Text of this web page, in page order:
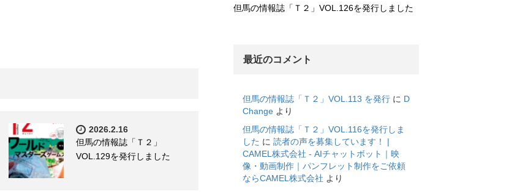
2026.2.16
但馬の情報誌「Ｔ２」
VOL.129を発行しました
但馬の情報誌「Ｔ２」VOL.126を発行しました
最近のコメント
但馬の情報誌「Ｔ２」VOL.113 を発行 に D
Change より
但馬の情報誌「Ｔ２」VOL.116を発行しま
した に 読者の声を募集しています！ |
CAMEL株式会社 - AIチャットボット｜映
像・動画制作｜パンフレット制作をご依頼
ならCAMEL株式会社 より